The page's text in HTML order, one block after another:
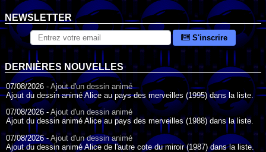
NEWSLETTER
S'inscrire
DERNIÈRES NOUVELLES
07/08/2026 - Ajout d'un dessin animé
Ajout du dessin animé Alice au pays des merveilles (1995) dans la liste.
07/08/2026 -Ajout d'un dessin animé
Ajout du dessin animé Alice au pays des merveilles (1988) dans la liste.
07/08/2026 -Ajout d'un dessin animé
Ajout du dessin animé Alice de l'autre cote du miroir (1987) dans la liste.